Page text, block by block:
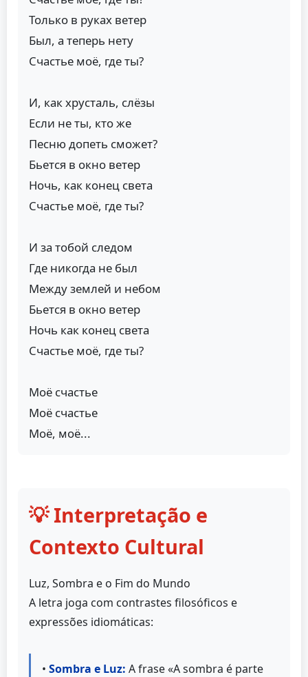
Только в руках ветер
Был, а теперь нету
Счастье моё, где ты?
И, как хрусталь, слёзы
Если не ты, кто же
Песню допеть сможет?
Бьется в окно ветер
Ночь, как конец света
Счастье моё, где ты?
И за тобой следом
Где никогда не был
Между землей и небом
Бьется в окно ветер
Ночь как конец света
Счастье моё, где ты?
Моё счастье
Моё счастье
Моё, моё...
💡 Interpretação e
Contexto Cultural
Luz, Sombra e o Fim do Mundo
A letra joga com contrastes filosóficos e
expressões idiomáticas:
• Sombra e Luz: A frase «A sombra é parte